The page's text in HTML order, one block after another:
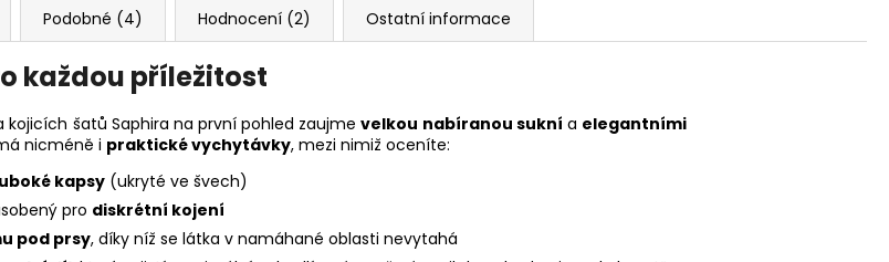
Podobné (4) Hodnocení (2) Ostatní informace
každou příležitost
kojicích šatů Saphira na první pohled zaujmevelkou nabíranou sukní a elegantními
nicméně i praktické vychytávky, mezi nimiž oceníte:
kapsy (ukryté ve švech)
pro diskrétní kojení
pod prsy, díky níž se látka v namáhané oblasti nevytahá